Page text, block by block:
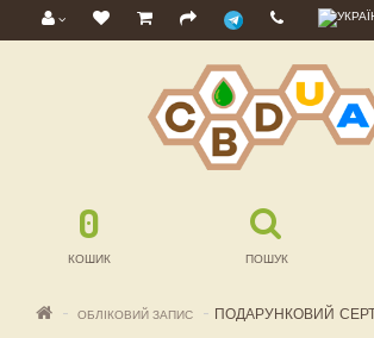
ПОШУК
0
КОШИК
ОБЛІКОВИЙ ЗАПИС ПОДАРУНКОВИЙ